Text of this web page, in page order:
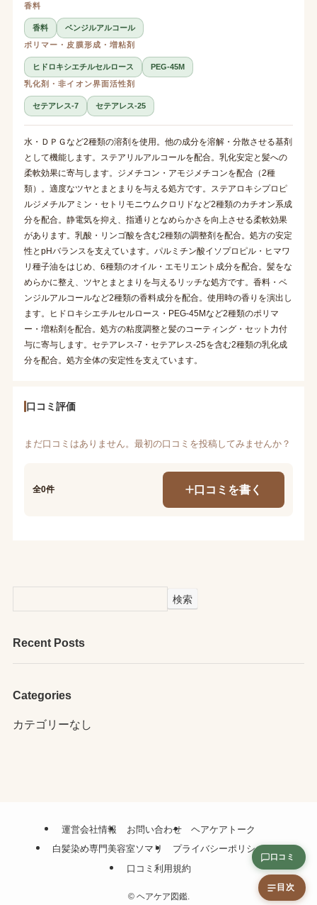
香料
香料
ベンジルアルコール
ポリマー・皮膜形成・増粘剤
ヒドロキシエチルセルロース
PEG-45M
乳化剤・非イオン界面活性剤
セテアレス-7 セテアレス-25
水・ＤＰＧなど2種類の溶剤を使用。他の成分を溶解・分散させる基剤
として機能します。ステアリルアルコールを配合。乳化安定と髪への
柔軟効果に寄与します。ジメチコン・アモジメチコンを配合（2種
類）。適度なツヤとまとまりを与える処方です。ステアロキシプロピ
ルジメチルアミン・セトリモニウムクロリドなど2種類のカチオン系成
分を配合。静電気を抑え、指通りとなめらかさを向上させる柔軟効果
があります。乳酸・リンゴ酸を含む2種類の調整剤を配合。処方の安定
性とpHバランスを支えています。パルミチン酸イソプロピル・ヒマワ
リ種子油をはじめ、6種類のオイル・エモリエント成分を配合。髪をな
めらかに整え、ツヤとまとまりを与えるリッチな処方です。香料・ベ
ンジルアルコールなど2種類の香料成分を配合。使用時の香りを演出し
ます。ヒドロキシエチルセルロース・PEG-45Mなど2種類のポリマ
ー・増粘剤を配合。処方の粘度調整と髪のコーティング・セット力付
与に寄与します。セテアレス-7・セテアレス-25を含む2種類の乳化成
分を配合。処方全体の安定性を支えています。
口コミ評価
まだ口コミはありません。最初の口コミを投稿してみませんか？
全0件 口コミを書く
検索
Recent Posts
Categories
カテゴリーなし
運営会社情報 お問い合わせ
ヘアケアトーク
白髪染め専門美容室ソマリ
プライバシーポリシー
口コミ利用規約
©ヘアケア図鑑.
口コミ
目次